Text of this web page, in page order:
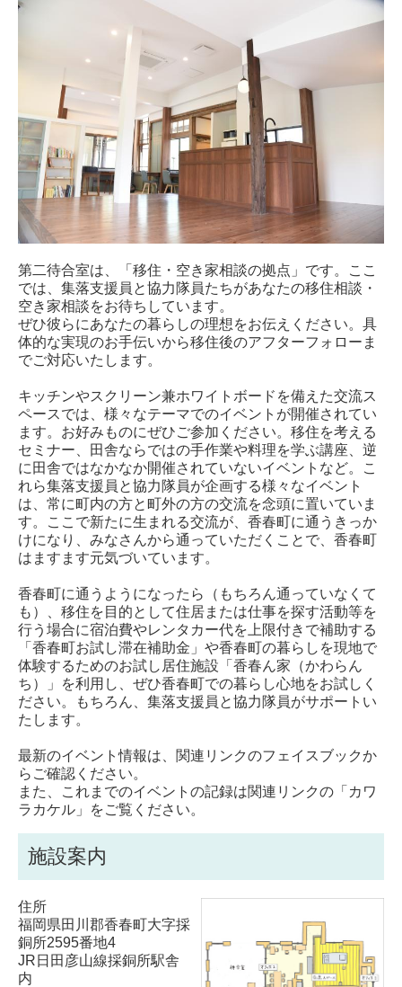
第二待合室は、「移住・空き家相談の拠点」です。ここ
では、集落支援員と協力隊員たちがあなたの移住相談・
空き家相談をお待ちしています。
ぜひ彼らにあなたの暮らしの理想をお伝えください。具
体的な実現のお手伝いから移住後のアフターフォローま
でご対応いたします。
キッチンやスクリーン兼ホワイトボードを備えた交流ス
ペースでは、様々なテーマでのイベントが開催されてい
ます。お好みものにぜひご参加ください。移住を考える
セミナー、田舎ならではの手作業や料理を学ぶ講座、逆
に田舎ではなかなか開催されていないイベントなど。こ
れら集落支援員と協力隊員が企画する様々なイベント
は、常に町内の方と町外の方の交流を念頭に置いていま
す。ここで新たに生まれる交流が、香春町に通うきっか
けになり、みなさんから通っていただくことで、香春町
はますます元気づいています。
香春町に通うようになったら（もちろん通っていなくて
も）、移住を目的として住居または仕事を探す活動等を
行う場合に宿泊費やレンタカー代を上限付きで補助する
「香春町お試し滞在補助金」や香春町の暮らしを現地で
体験するためのお試し居住施設「香春ん家（かわらん
ち）」を利用し、ぜひ香春町での暮らし心地をお試しく
ださい。もちろん、集落支援員と協力隊員がサポートい
たします。
最新のイベント情報は、関連リンクのフェイスブックか
らご確認ください。
また、これまでのイベントの記録は関連リンクの「カワ
ラカケル」をご覧ください。
施設案内
住所
福岡県田川郡香春町大字採
銅所2595番地4
JR日田彦山線採銅所駅舎
内